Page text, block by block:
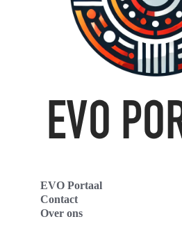
EVO Portaal
Contact
Over ons